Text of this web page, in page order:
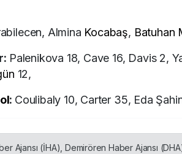
Almina Kocabaş, Batuhan
Palenikova 18, Cave 16, Davis 2,
12,
: Coulibaly 10, Carter 35, Eda
Ajansı (İHA), Demirören Haber Ajansı